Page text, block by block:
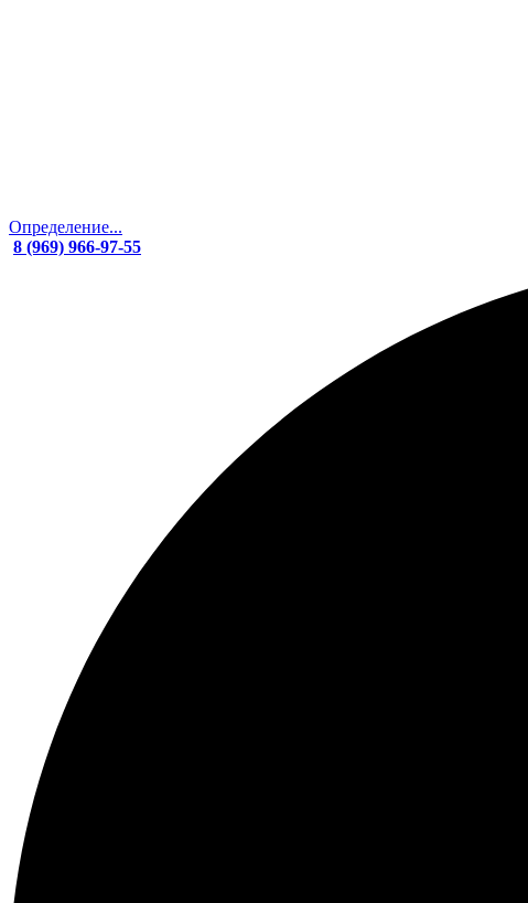
Определение...
8 (969) 966-97-55